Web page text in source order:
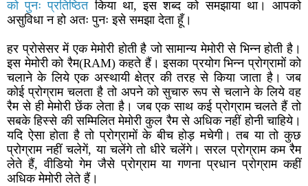
को पुनः प्रतिष्ठितकिया था, इस शब्द को समझाया था। आपको
असुविधा न हो अतः पुनः इसे समझा देता हूँ।
हर प्रोसेसर में एक मेमोरी होती है जो सामान्य मेमोरी से भिन्न होती है।
इस मेमोरी को रैम(RAM) कहते हैं। इसका प्रयोग भिन्न प्रोग्रामों को
चलाने के लिये एक अस्थायी क्षेत्र की तरह से किया जाता है। जब
कोई प्रोग्राम चलता है तो अपने को सुचारु रूप से चलाने के लिये वह
रैम से ही मेमोरी छेंक लेता है। जब एक साथ कई प्रोग्राम चलते हैं तो
सबके हिस्से की सम्मिलित मेमोरी कुल रैम से अधिक नहीं होनी चाहिये।
यदि ऐसा होता है तो प्रोग्रामों के बीच होड़ मचेगी। तब या तो कुछ
प्रोग्राम नहीं चलेगें, या चलेंगे तो धीरे चलेंगे। सरल प्रोग्राम कम रैम
लेते हैं, वीडियो गेम जैसे प्रोग्राम या गणना प्रधान प्रोग्राम कहीं
अधिक मेमोरी लेते हैं।